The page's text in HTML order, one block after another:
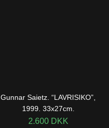
Gunnar Saietz. “LAVRISIKO”,
1999. 33x27cm.
2.600 DKK